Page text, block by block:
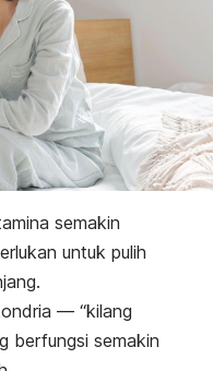
semakin
untuk pulih
— “kilang
berfungsi semakin